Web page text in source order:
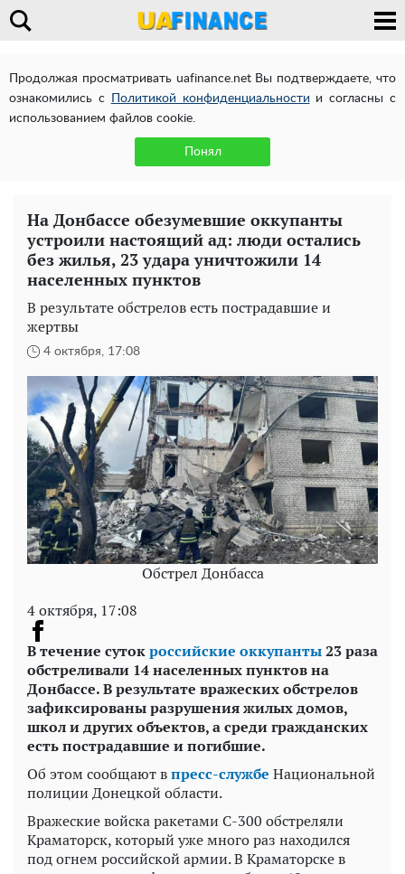
Продолжая просматривать uafinance.net Вы подтверждаете, что
ознакомились с
Политикой конфиденциальности и согласны с
использованием файлов cookie.
Понял
На Донбассе обезумевшие оккупанты
устроили настоящий ад: люди остались
без жилья, 23 удара уничтожили 14
населенных пунктов
В результате обстрелов есть пострадавшие и
жертвы
4 октября, 17:08
Обстрел Донбасса
4 октября, 17:08
В течение сутокроссийские оккупанты23 раза
обстреливали 14 населенных пунктов на
Донбассе. В результате вражеских обстрелов
зафиксированы разрушения жилых домов,
школ и других объектов, а среди гражданских
есть пострадавшие и погибшие.
Об этом сообщают впресс-службе Национальной
полиции Донецкой области.
Вражеские войска ракетами С-300 обстреляли
Краматорск, который уже много раз находился
под огнем российской армии. В Краматорске в